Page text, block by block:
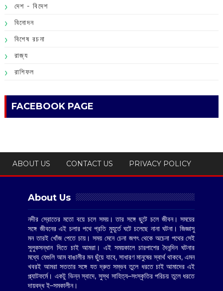
দেশ - বিদেশ
বিনোদন
বিশেষ রচনা
রাজ্য
রাশিফল
FACEBOOK PAGE
ABOUT US CONTACT US PRIVACY POLICY
About Us
নদীর স্রোতের মতো বয়ে চলে সময়। তার সঙ্গে ছুটে চলে জীবন। সময়ের
সঙ্গে জীবনের এই চলার পথে প্রতি মুহূর্তে ঘটে চলেছে নানা ঘটনা। জিজ্ঞাসু
মন তারই খোঁজ পেতে চায়। সময় মেনে চেনা জগৎ থেকে অচেনা পথের সেই
সুলুকসন্ধান দিতে চাই আমরা। এই সময়কালে চারপাশের দৈনন্দিন ঘটনার
মধ্যে যেগুলি আম বাঙালীর মন ছুঁয়ে যাবে, সাধারণ মানুষের স্বার্থ থাকবে, এমন
খবরই আমরা সততার সঙ্গে যত দ্রুত সম্ভব তুলে ধরতে চাই আমাদের এই
প্ল্যাটফর্মে। একটু ভিন্ন স্বাদে, সুস্থ সাহিত্য–সংস্কৃতির পরিচয় তুলে ধরতে
দায়বদ্ধ ই–সমকালীন।